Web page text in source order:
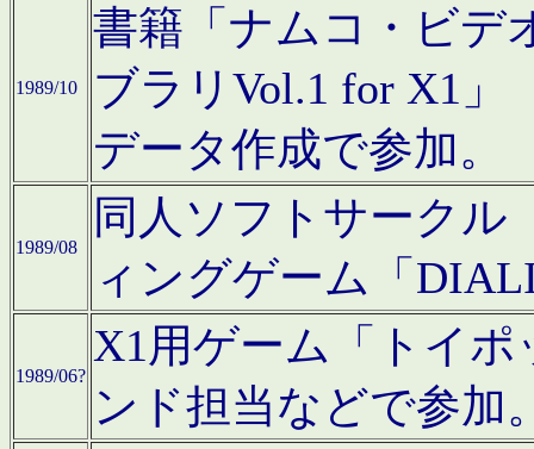
1989/10
書籍「ナムコ・ビデ
ブラリVol.1 for X1」
データ作成で参加。
1989/08
同人ソフトサークル
ィングゲーム「
1989/06?
X1用ゲーム「トイ
ンド担当などで参加